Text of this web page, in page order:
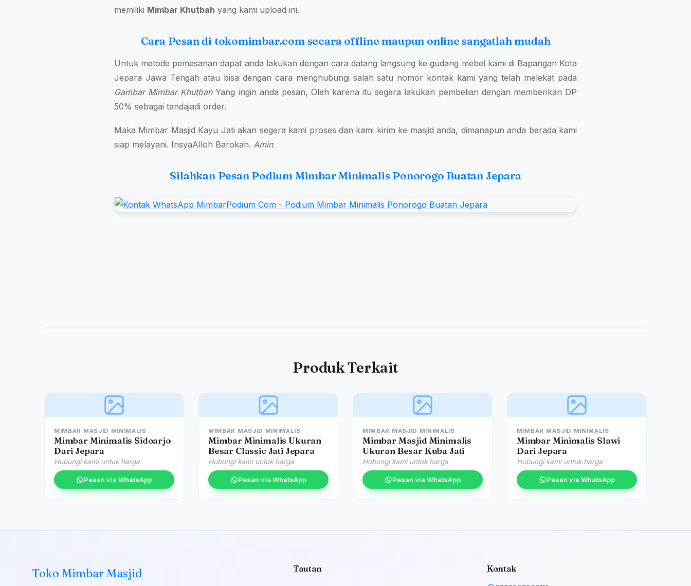
memiliki Mimbar Khutbah yang kami upload ini.
Cara Pesan di tokomimbar.com secara offline maupun online sangatlah mudah
Untuk metode pemesanan dapat anda lakukan dengan cara datang langsung ke gudang mebel kami di Bapangan Kota
Jepara Jawa Tengah atau bisa dengan cara menghubungi salah satu nomor kontak kami yang telah melekat pada
Gambar Mimbar KhutbahYang ingin anda pesan, Oleh karena itu segera lakukan pembelian dengan memberikan DP
50% sebagai tandajadi order.
Maka Mimbar Masjid Kayu Jati akan segera kami proses dan kami kirim ke masjid anda, dimanapun anda berada kami
siap melayani. InsyaAlloh Barokah. Amin
Silahkan Pesan Podium Mimbar Minimalis Ponorogo Buatan Jepara
Produk Terkait
MIMBAR MASJID MINIMALIS
Mimbar Minimalis Sidoarjo
Dari Jepara
Hubungi kami untuk harga
Pesan via WhatsApp
MIMBAR MASJID MINIMALIS
Mimbar Minimalis Ukuran
Besar Classic Jati Jepara
Hubungi kami untuk harga
Pesan via WhatsApp
MIMBAR MASJID MINIMALIS
Mimbar Masjid Minimalis
Ukuran Besar Kuba Jati
Hubungi kami untuk harga
Pesan via WhatsApp
MIMBAR MASJID MINIMALIS
Mimbar Minimalis Slawi
Dari Jepara
Hubungi kami untuk harga
Pesan via WhatsApp
Toko Mimbar Masjid Tautan Kontak